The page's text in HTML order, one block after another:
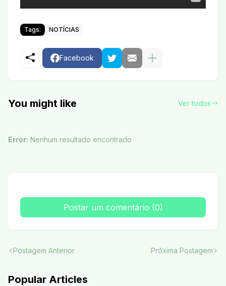
Tags: NOTÍCIAS
Facebook
You might like Ver todos
Error: Nenhum resultado encontrado
Postar um comentário (0)
Postagem Anterior Próxima Postagem
Popular Articles